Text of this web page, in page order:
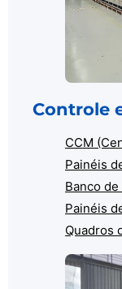
Controle
CCM
Painéis
Banco
Painéis
Quadros